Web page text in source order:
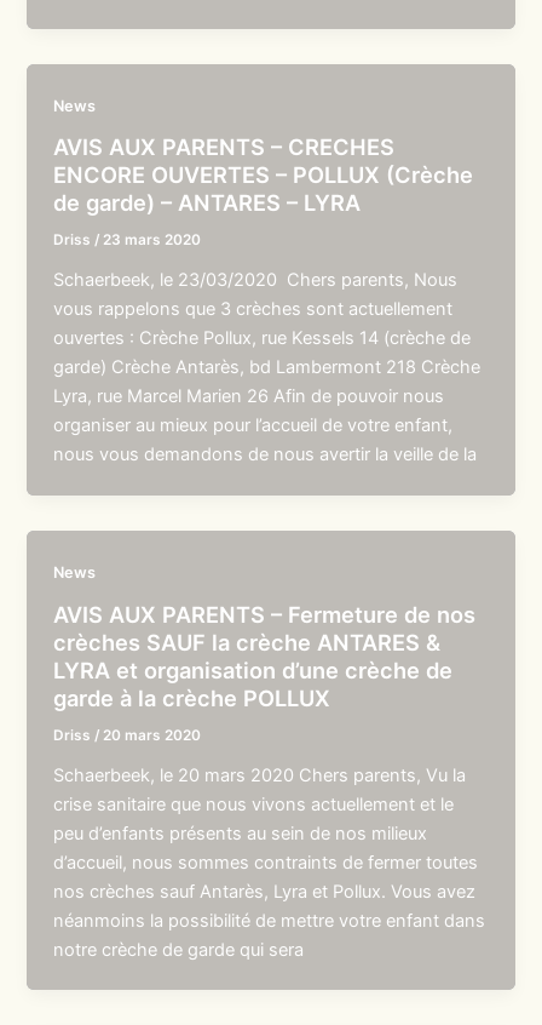
News
AVIS AUX PARENTS – CRECHES
ENCORE OUVERTES – POLLUX (Crèche
de garde) – ANTARES – LYRA
Driss / 23 mars 2020
Schaerbeek, le 23/03/2020 Chers parents, Nous
vous rappelons que 3 crèches sont actuellement
ouvertes : Crèche Pollux, rue Kessels 14 (crèche de
garde) Crèche Antarès, bd Lambermont 218 Crèche
Lyra, rue Marcel Marien 26 Afin de pouvoir nous
organiser au mieux pour l’accueil de votre enfant,
nous vous demandons de nous avertir la veille de la
News
AVIS AUX PARENTS – Fermeture de nos
crèches SAUF la crèche ANTARES &
LYRA et organisation d’une crèche de
garde à la crèche POLLUX
Driss / 20 mars 2020
Schaerbeek, le 20 mars 2020 Chers parents, Vu la
crise sanitaire que nous vivons actuellement et le
peu d’enfants présents au sein de nos milieux
d’accueil, nous sommes contraints de fermer toutes
nos crèches sauf Antarès, Lyra et Pollux. Vous avez
néanmoins la possibilité de mettre votre enfant dans
notre crèche de garde qui sera